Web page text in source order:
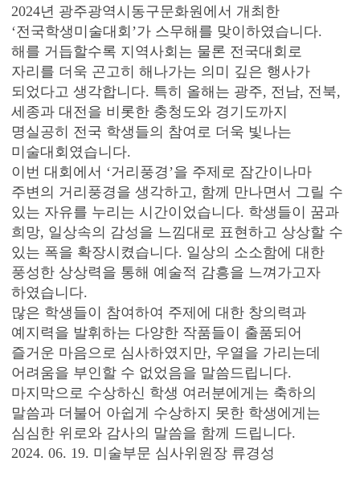
2024년 광주광역시동구문화원에서 개최한
‘전국학생미술대회’가 스무해를 맞이하였습니다.
해를 거듭할수록 지역사회는 물론 전국대회로
자리를 더욱 곤고히 해나가는 의미 깊은 행사가
되었다고 생각합니다. 특히 올해는 광주, 전남, 전북,
세종과 대전을 비롯한 충청도와 경기도까지
명실공히 전국 학생들의 참여로 더욱 빛나는
미술대회였습니다.
이번 대회에서 ‘거리풍경’을 주제로 잠간이나마
주변의 거리풍경을 생각하고, 함께 만나면서 그릴 수
있는 자유를 누리는 시간이었습니다. 학생들이 꿈과
희망, 일상속의 감성을 느낌대로 표현하고 상상할 수
있는 폭을 확장시켰습니다. 일상의 소소함에 대한
풍성한 상상력을 통해 예술적 감흥을 느껴가고자
하였습니다.
많은 학생들이 참여하여 주제에 대한 창의력과
예지력을 발휘하는 다양한 작품들이 출품되어
즐거운 마음으로 심사하였지만, 우열을 가리는데
어려움을 부인할 수 없었음을 말씀드립니다.
마지막으로 수상하신 학생 여러분에게는 축하의
말씀과 더불어 아쉽게 수상하지 못한 학생에게는
심심한 위로와 감사의 말씀을 함께 드립니다.
2024. 06. 19. 미술부문 심사위원장 류경성